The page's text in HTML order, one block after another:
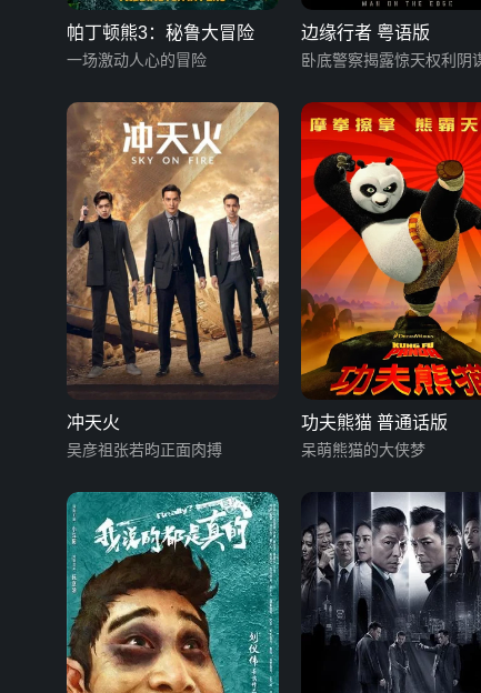
帕丁顿熊3：秘鲁大冒险
一场激动人心的冒险
边缘行者 粤语版
卧底警察揭露惊天权利阴
冲天火
吴彦祖张若昀正面肉搏
功夫熊猫 普通话版
呆萌熊猫的大侠梦